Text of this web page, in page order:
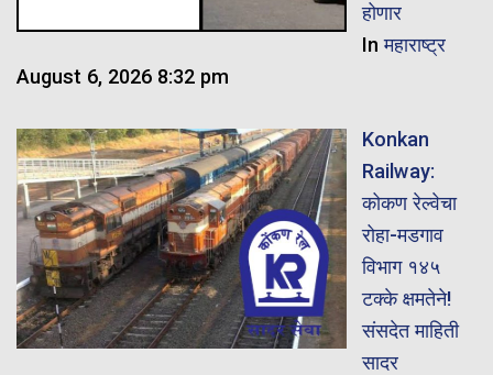
होणार
Inमहाराष्ट्र
August 6, 2026 8:32 pm
Konkan
Railway:
कोकण रेल्वेचा
रोहा-मडगाव
विभाग १४५
टक्के क्षमतेने!
संसदेत माहिती
सादर